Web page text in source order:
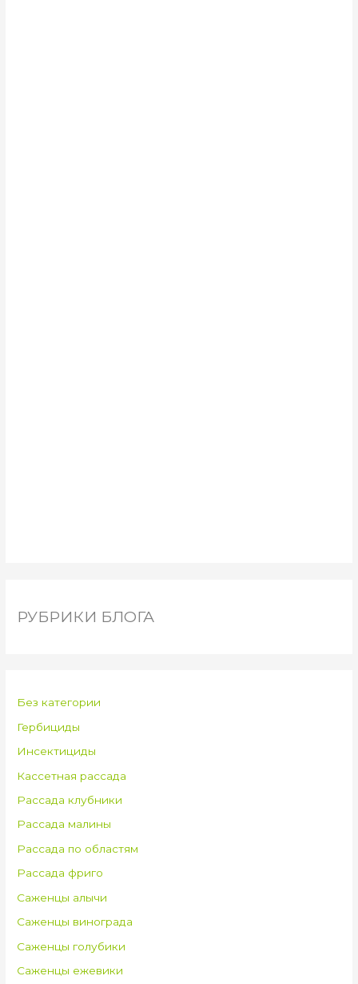
РУБРИКИ БЛОГА
Без категории
Гербициды
Инсектициды
Кассетная рассада
Рассада клубники
Рассада малины
Рассада по областям
Рассада фриго
Саженцы алычи
Саженцы винограда
Саженцы голубики
Саженцы ежевики